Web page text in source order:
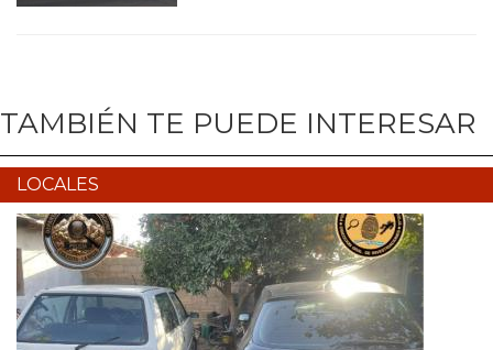
TAMBIÉN TE PUEDE INTERESAR
LOCALES